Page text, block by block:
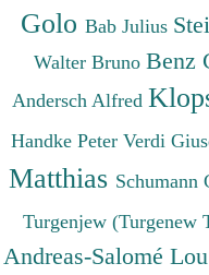
Golo Bab Julius
Walter Bruno Benz
Andersch Alfred
Handke Peter Verdi
Matthias Schumann
Turgenjew (Turgenew
Andreas-Salomé Lou